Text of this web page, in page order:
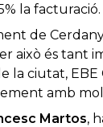
la facturació.
de
això és tant
ciutat, EBE
amb
Martos,